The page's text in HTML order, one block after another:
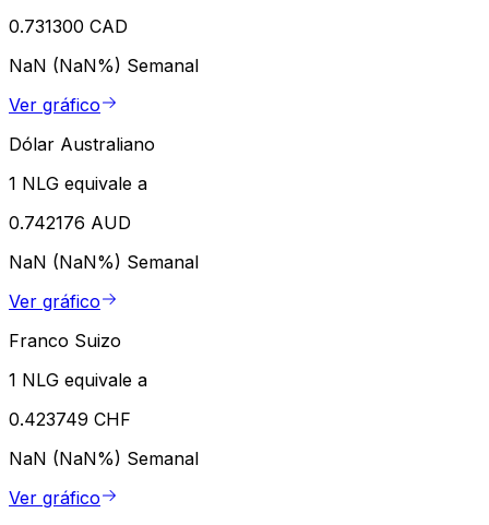
0.731300 CAD
NaN (NaN%) Semanal
Ver gráfico
Dólar Australiano
1 NLG equivale a
0.742176 AUD
NaN (NaN%) Semanal
Ver gráfico
Franco Suizo
1 NLG equivale a
0.423749 CHF
NaN (NaN%) Semanal
Ver gráfico